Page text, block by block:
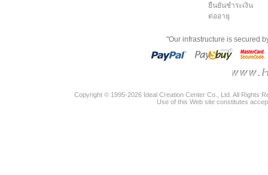
ยืนยันชำระเงิน
ต่ออายุ
"Our infrastructure is secured
Copyright © 1995-2026 Ideal Creation Center Co., Ltd. All Rights
Use of this Web site constitutes